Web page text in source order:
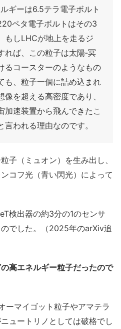
ギーは6.5テラ電子ボルト
ペタ電子ボルトはその3
もしLHCが地上を走るジ
れば、この粒子は太陽‐冥
るコースターのようなもの
、粒子一個に詰め込まれ
を超える高密度であり、
加速装置から飛んできたこ
われる理由なのです。
子（ミュオン）を生み出し、
コフ光（青い閃光）によって
検出器の約3分の1のセンサ
でした。（2025年のarXiv追
高エネルギー粒子だったので
ーマイゴット粒子やアマテラ
ュートリノとしては破格でし